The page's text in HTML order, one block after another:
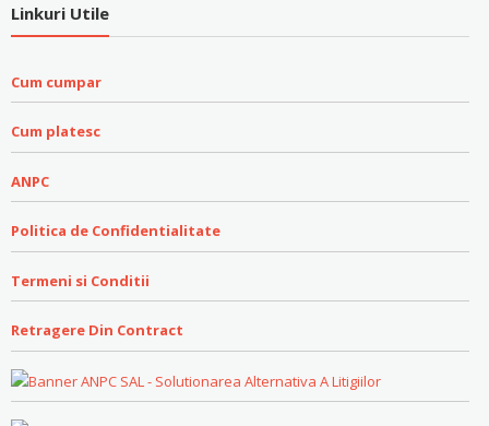
Linkuri Utile
Cum cumpar
Cum platesc
ANPC
Politica de Confidentialitate
Termeni si Conditii
Retragere Din Contract